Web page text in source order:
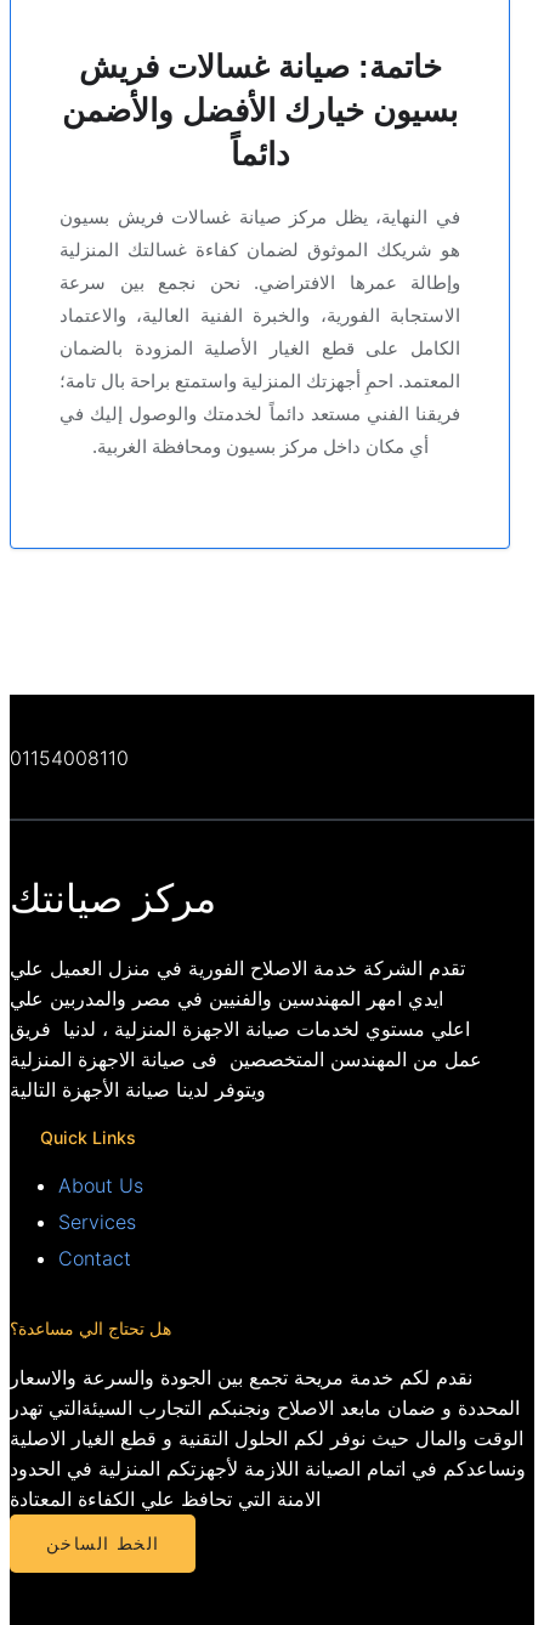
خاتمة: صيانة غسالات فريش
بسيون خيارك الأفضل والأضمن
دائماً
في النهاية، يظل مركز صيانة غسالات فريش بسيون
هو شريكك الموثوق لضمان كفاءة غسالتك المنزلية
وإطالة عمرها الافتراضي. نحن نجمع بين سرعة
الاستجابة الفورية، والخبرة الفنية العالية، والاعتماد
الكامل على قطع الغيار الأصلية المزودة بالضمان
المعتمد. احمِ أجهزتك المنزلية واستمتع براحة بال تامة؛
فريقنا الفني مستعد دائماً لخدمتك والوصول إليك في
أي مكان داخل مركز بسيون ومحافظة الغربية.
01154008110
مركز صيانتك
تقدم الشركة خدمة الاصلاح الفورية في منزل العميل علي
ايدي امهر المهندسين والفنيين في مصر والمدربين علي
اعلي مستوي لخدمات صيانة الاجهزة المنزلية ، لدنيا فريق
عمل من المهندسن المتخصصين فى صيانة الاجهزة المنزلية
ويتوفر لدينا صيانة الأجهزة التالية
Quick Links
About Us
Services
Contact
هل تحتاج الي مساعدة؟
نقدم لكم خدمة مريحة تجمع بين الجودة والسرعة والاسعار
المحددة و ضمان مابعد الاصلاح ونجنبكم التجارب السيئةالتي تهدر
الوقت والمال حيث نوفر لكم الحلول التقنية و قطع الغيار الاصلية
ونساعدكم في اتمام الصيانة اللازمة لأجهزتكم المنزلية في الحدود
الامنة التي تحافظ علي الكفاءة المعتادة
الخط الساخن